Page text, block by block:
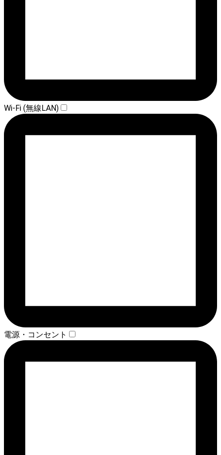
Wi-Fi (無線LAN)
電源・コンセント